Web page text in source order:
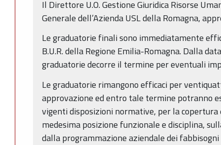
Il Direttore U.O. Gestione Giuridica Risorse
Generale dell’Azienda USL della Romagna,
Le graduatorie finali sono immediatamente
B.U.R. della Regione Emilia-Romagna. Dalla
graduatorie decorre il termine per eventuali
Le graduatorie rimangono efficaci per
approvazione ed entro tale termine potranno
vigenti disposizioni normative, per la
medesima posizione funzionale e disciplina,
dalla programmazione aziendale dei